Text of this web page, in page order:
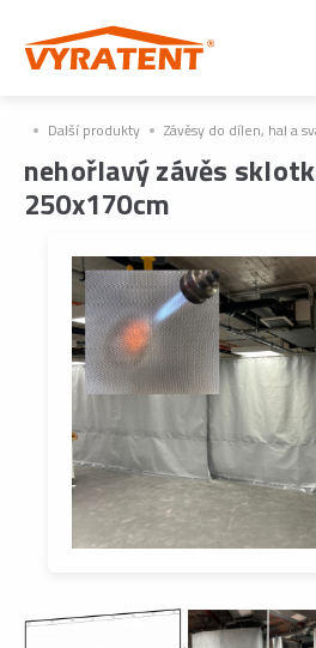
Další produkty Závěsy do dílen, hal a
nehořlavý závěs
250x170cm